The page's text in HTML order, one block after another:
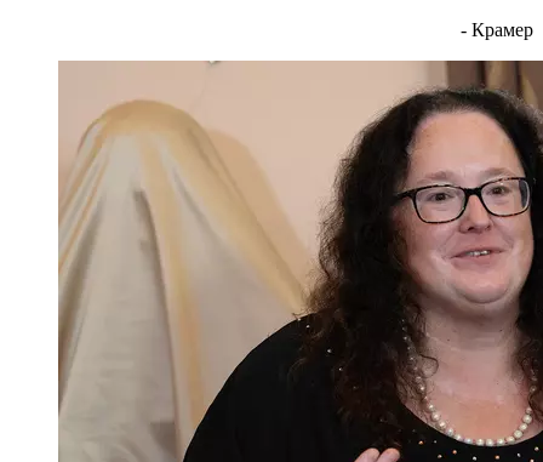
- Крамер